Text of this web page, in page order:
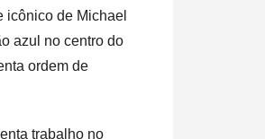
icônico de Michael
azul no centro do
ordem de
trabalho no